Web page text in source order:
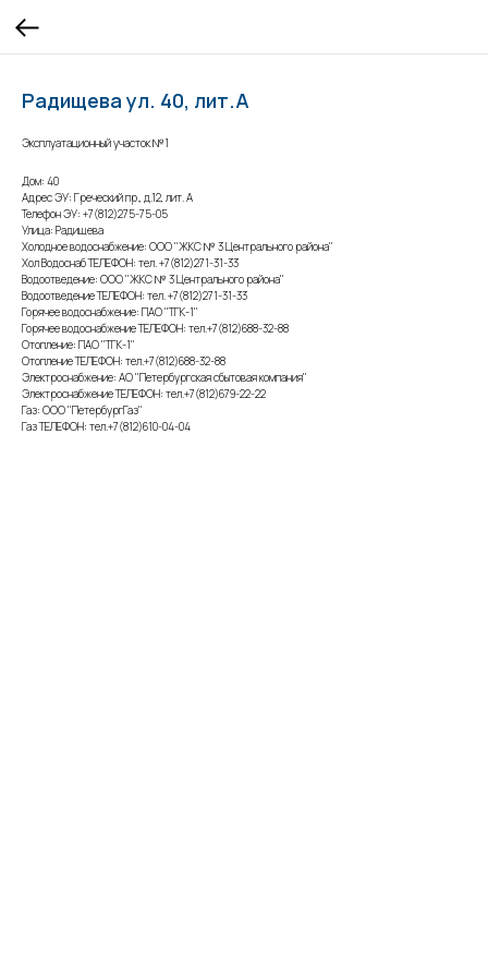
Радищева ул. 40, лит.А
Эксплуатационный участок №1
Дом: 40
Адрес ЭУ: Греческий пр., д.12, лит. А
Телефон ЭУ: +7(812)275-75-05
Улица: Радищева
Холодное водоснабжение: ООО "ЖКС № 3 Центрального района"
Хол Водоснаб ТЕЛЕФОН: тел. +7(812)271-31-33
Водоотведение: ООО "ЖКС № 3 Центрального района"
Водоотведение ТЕЛЕФОН: тел. +7(812)271-31-33
Горячее водоснабжение: ПАО "ТГК-1"
Горячее водоснабжение ТЕЛЕФОН: тел.+7(812)688-32-88
Отопление: ПАО "ТГК-1"
Отопление ТЕЛЕФОН: тел.+7(812)688-32-88
Электроснабжение: АО "Петербургская сбытовая компания"
Электроснабжение ТЕЛЕФОН: тел.+7(812)679-22-22
Газ: ООО "ПетербургГаз"
Газ ТЕЛЕФОН: тел.+7(812)610-04-04